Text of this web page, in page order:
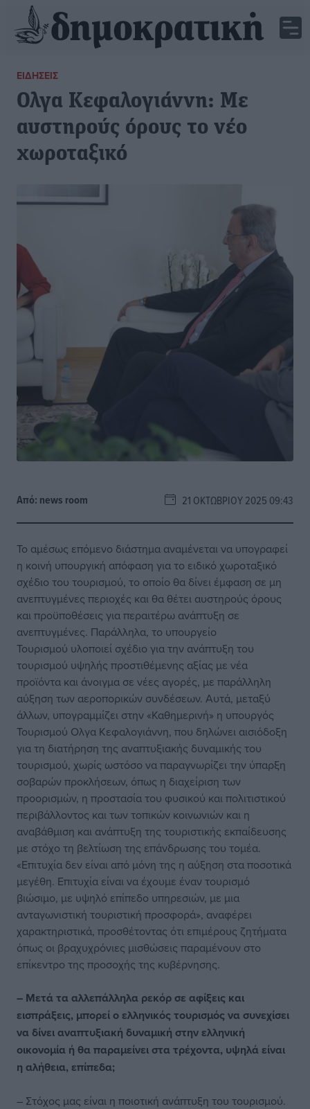
ΕΙΔΉΣΕΙΣ
Ολγα Κεφαλογιάννη: Με
αυστηρούς όρους το νέο
χωροταξικό
Από: news room 21 ΟΚΤΩΒΡΊΟΥ 2025 09:43
Το αμέσως επόμενο διάστημα αναμένεται να υπογραφεί
η κοινή υπουργική απόφαση για το ειδικό χωροταξικό
σχέδιο του τουρισμού, το οποίο θα δίνει έμφαση σε μη
ανεπτυγμένες περιοχές και θα θέτει αυστηρούς όρους
και προϋποθέσεις για περαιτέρω ανάπτυξη σε
ανεπτυγμένες. Παράλληλα, το υπουργείο
Τουρισμού υλοποιεί σχέδιο για την ανάπτυξη του
τουρισμού υψηλής προστιθέμενης αξίας με νέα
προϊόντα και άνοιγμα σε νέες αγορές, με παράλληλη
αύξηση των αεροπορικών συνδέσεων. Αυτά, μεταξύ
άλλων, υπογραμμίζει στην «Καθημερινή» η υπουργός
Τουρισμού Ολγα Κεφαλογιάννη, που δηλώνει αισιόδοξη
για τη διατήρηση της αναπτυξιακής δυναμικής του
τουρισμού, χωρίς ωστόσο να παραγνωρίζει την ύπαρξη
σοβαρών προκλήσεων, όπως η διαχείριση των
προορισμών, η προστασία του φυσικού και πολιτιστικού
περιβάλλοντος και των τοπικών κοινωνιών και η
αναβάθμιση και ανάπτυξη της τουριστικής εκπαίδευσης
με στόχο τη βελτίωση της επάνδρωσης του τομέα.
«Επιτυχία δεν είναι από μόνη της η αύξηση στα ποσοτικά
μεγέθη. Επιτυχία είναι να έχουμε έναν τουρισμό
βιώσιμο, με υψηλό επίπεδο υπηρεσιών, με μια
ανταγωνιστική τουριστική προσφορά», αναφέρει
χαρακτηριστικά, προσθέτοντας ότι επιμέρους ζητήματα
όπως οι βραχυχρόνιες μισθώσεις παραμένουν στο
επίκεντρο της προσοχής της κυβέρνησης.
– Μετά τα αλλεπάλληλα ρεκόρ σε αφίξεις και
εισπράξεις, μπορεί ο ελληνικός τουρισμός να συνεχίσει
να δίνει αναπτυξιακή δυναμική στην ελληνική
οικονομία ή θα παραμείνει στα τρέχοντα, υψηλά είναι
η αλήθεια, επίπεδα;
– Στόχος μας είναι η ποιοτική ανάπτυξη του τουρισμού.